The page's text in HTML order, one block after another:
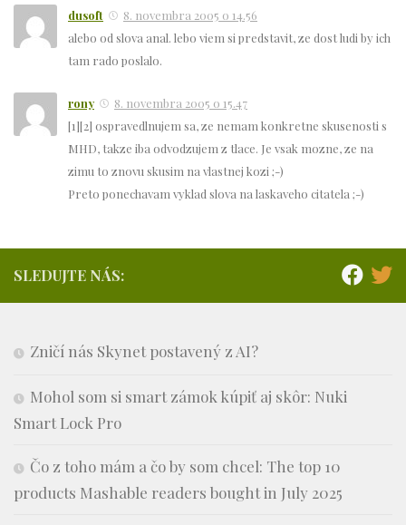
dusoft
8. novembra 2005 o 14.56
alebo od slova anal. lebo viem si predstavit, ze dost ludi by ich
tam rado poslalo.
rony
8. novembra 2005 o 15.47
[1][2] ospravedlnujem sa, ze nemam konkretne skusenosti s
MHD, takze iba odvodzujem z tlace. Je vsak mozne, ze na
zimu to znovu skusim na vlastnej kozi ;-)
Preto ponechavam vyklad slova na laskaveho citatela ;-)
SLEDUJTE NÁS:
Zničí nás Skynet postavený z AI?
Mohol som si smart zámok kúpiť aj skôr: Nuki
Smart Lock Pro
Čo z toho mám a čo by som chcel: The top 10
products Mashable readers bought in July 2025